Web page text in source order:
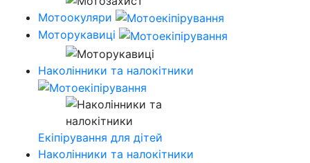
Мотоокуляри
Моторукавиці
Наколінники та налокітники
Екіпірування для дітей
Наколінники та налокітники